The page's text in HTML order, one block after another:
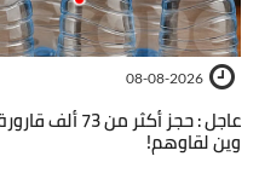
08-08-2026
عاجل : حجز
وين لقاوهم!